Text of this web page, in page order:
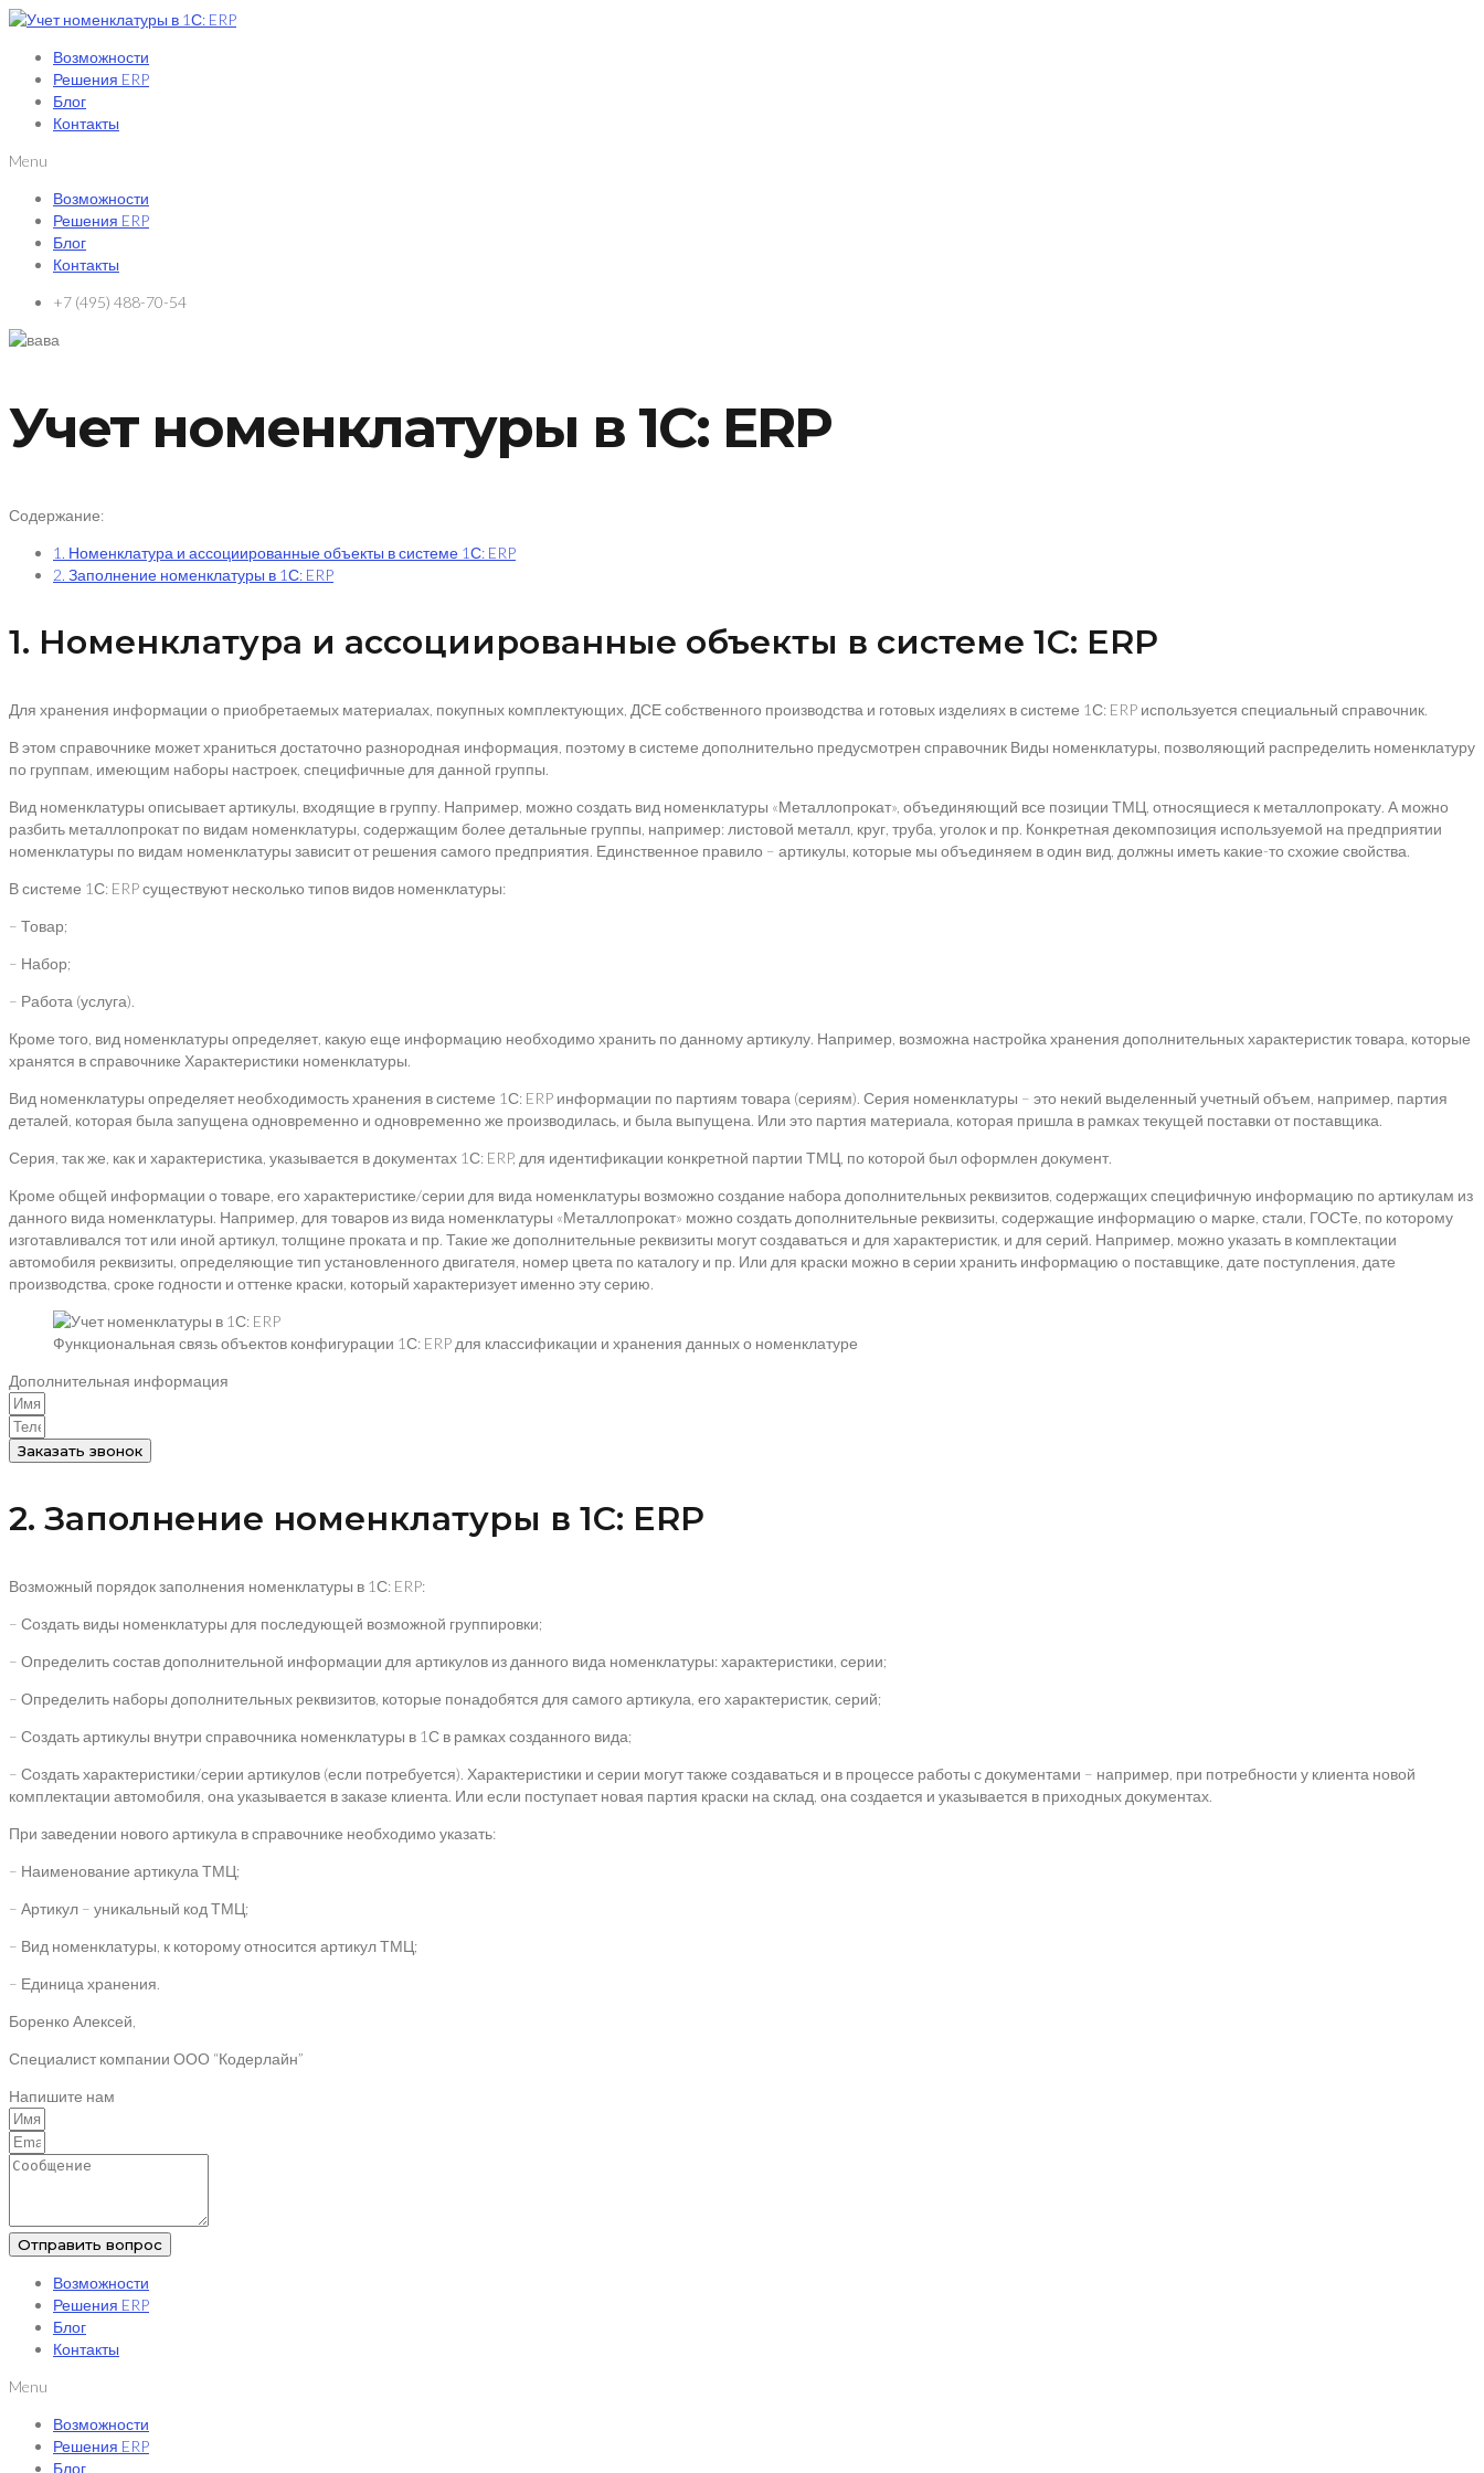
Возможности
Решения ERP
Блог
Контакты
Menu
Возможности
Решения ERP
Блог
Контакты
+7 (495) 488-70-54
Учет номенклатуры в 1С: ERP
Содержание:
1. Номенклатура и ассоциированные объекты в системе 1С: ERP
2. Заполнение номенклатуры в 1С: ERP
1. Номенклатура и ассоциированные объекты в системе 1С: ERP
Для хранения информации о приобретаемых материалах, покупных комплектующих, ДСЕ собственного производства и готовых изделиях в системе 1С: ERP используется специальный справочник.
В этом справочнике может храниться достаточно разнородная информация, поэтому в системе дополнительно предусмотрен справочник Виды номенклатуры, позволяющий распределить номенклатуру
по группам, имеющим наборы настроек, специфичные для данной группы.
Вид номенклатуры описывает артикулы, входящие в группу. Например, можно создать вид номенклатуры «Металлопрокат», объединяющий все позиции ТМЦ, относящиеся к металлопрокату. А можно
разбить металлопрокат по видам номенклатуры, содержащим более детальные группы, например: листовой металл, круг, труба, уголок и пр. Конкретная декомпозиция используемой на предприятии
номенклатуры по видам номенклатуры зависит от решения самого предприятия. Единственное правило – артикулы, которые мы объединяем в один вид, должны иметь какие-то схожие свойства.
В системе 1С: ERP существуют несколько типов видов номенклатуры:
– Товар;
– Набор;
– Работа (услуга).
Кроме того, вид номенклатуры определяет, какую еще информацию необходимо хранить по данному артикулу. Например, возможна настройка хранения дополнительных характеристик товара, которые
хранятся в справочнике Характеристики номенклатуры.
Вид номенклатуры определяет необходимость хранения в системе 1С: ERP информации по партиям товара (сериям). Серия номенклатуры – это некий выделенный учетный объем, например, партия
деталей, которая была запущена одновременно и одновременно же производилась, и была выпущена. Или это партия материала, которая пришла в рамках текущей поставки от поставщика.
Серия, так же, как и характеристика, указывается в документах 1С: ERP, для идентификации конкретной партии ТМЦ, по которой был оформлен документ.
Кроме общей информации о товаре, его характеристике/серии для вида номенклатуры возможно создание набора дополнительных реквизитов, содержащих специфичную информацию по артикулам из
данного вида номенклатуры. Например, для товаров из вида номенклатуры «Металлопрокат» можно создать дополнительные реквизиты, содержащие информацию о марке, стали, ГОСТе, по которому
изготавливался тот или иной артикул, толщине проката и пр. Такие же дополнительные реквизиты могут создаваться и для характеристик, и для серий. Например, можно указать в комплектации
автомобиля реквизиты, определяющие тип установленного двигателя, номер цвета по каталогу и пр. Или для краски можно в серии хранить информацию о поставщике, дате поступления, дате
производства, сроке годности и оттенке краски, который характеризует именно эту серию.
Функциональная связь объектов конфигурации 1С: ERP для классификации и хранения данных о номенклатуре
Дополнительная информация
Заказать звонок
2. Заполнение номенклатуры в 1С: ERP
Возможный порядок заполнения номенклатуры в 1С: ERP:
– Создать виды номенклатуры для последующей возможной группировки;
– Определить состав дополнительной информации для артикулов из данного вида номенклатуры: характеристики, серии;
– Определить наборы дополнительных реквизитов, которые понадобятся для самого артикула, его характеристик, серий;
– Создать артикулы внутри справочника номенклатуры в 1С в рамках созданного вида;
– Создать характеристики/серии артикулов (если потребуется). Характеристики и серии могут также создаваться и в процессе работы с документами – например, при потребности у клиента новой
комплектации автомобиля, она указывается в заказе клиента. Или если поступает новая партия краски на склад, она создается и указывается в приходных документах.
При заведении нового артикула в справочнике необходимо указать:
– Наименование артикула ТМЦ;
– Артикул – уникальный код ТМЦ;
– Вид номенклатуры, к которому относится артикул ТМЦ;
– Единица хранения.
Боренко Алексей,
Специалист компании ООО “Кодерлайн”
Напишите нам
Отправить вопрос
Возможности
Решения ERP
Блог
Контакты
Menu
Возможности
Решения ERP
Блог